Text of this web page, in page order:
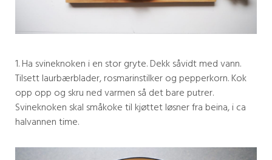
1. Ha svineknoken i en stor gryte. Dekk såvidt med vann.
Tilsett laurbærblader, rosmarinstilker og pepperkorn. Kok
opp opp og skru ned varmen så det bare putrer.
Svineknoken skal småkoke til kjøttet løsner fra beina, i ca
halvannen time.